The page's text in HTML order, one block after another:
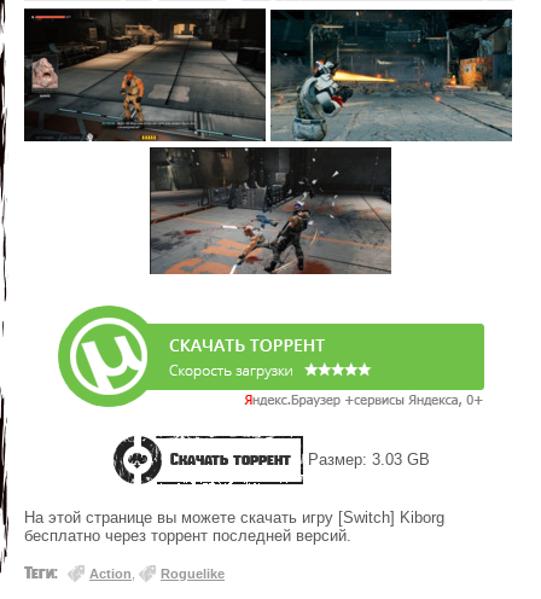
Скачать торрент Размер: 3.03 GB
На этой странице вы можете скачать игру [Switch] Kiborg
бесплатно через торрент последней версий.
Теги: Action Roguelike